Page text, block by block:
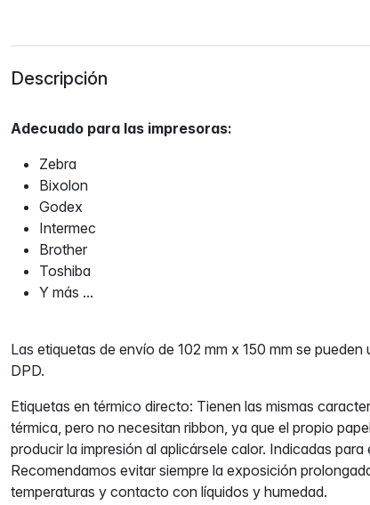
Descripción
Adecuado para las impresoras:
Zebra
Bixolon
Godex
Intermec
Brother
Toshiba
Y más ...
Las etiquetas de envío de 102 mm x 150 mm se
DPD.
Etiquetas en térmico directo: Tienen las mismas
térmica, pero no necesitan ribbon, ya que el propio
producir la impresión al aplicársele calor. Indicadas
Recomendamos evitar siempre la exposición
temperaturas y contacto con líquidos y humedad.